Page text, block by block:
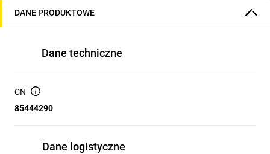
trudnych warunkach oraz odpornością na działanie niskich
długość: 2 metry,
przekrój kabla: 3*2,5 mm2,
kabel: gumowy H07BQ-F,
uziemienie: uni-schuko,
DANE PRODUKTOWE
Dane techniczne
CN
85444290
Dane logistyczne